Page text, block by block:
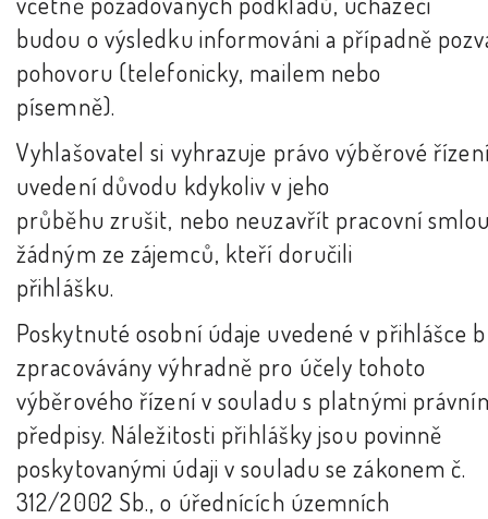
budou o výsledku informováni a případně
pohovoru (telefonicky, mailem nebo
písemně).
Vyhlašovatel si vyhrazuje právo výběrové
uvedení důvodu kdykoliv v jeho
průběhu zrušit, nebo neuzavřít pracovní
žádným ze zájemců, kteří doručili
přihlášku.
Poskytnuté osobní údaje uvedené v přihlášce
zpracovávány výhradně pro účely tohoto
výběrového řízení v souladu s platnými
předpisy. Náležitosti přihlášky jsou povinně
poskytovanými údaji v souladu se zákonem č.
312/2002 Sb., o úřednících územních